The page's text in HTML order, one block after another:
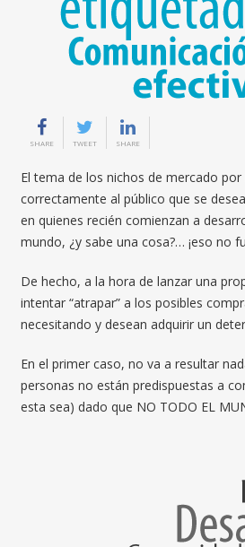
SHARE TWEET SHARE
El tema de los nichos de mercado
correctamente al público que se
en quienes recién comienzan a
mundo, ¿y sabe una cosa?… ¡eso no
De hecho, a la hora de lanzar una
intentar “atrapar” a los posibles
necesitando y desean adquirir un
En el primer caso, no va a resultar
personas no están predispuestas a
esta sea) dado que NO TODO EL